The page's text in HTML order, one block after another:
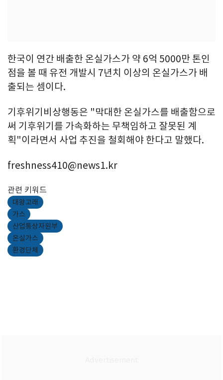
한국이 연간 배출한 온실가스가 약 6억 5000만 톤인
점을 볼 때 유전 개발시 7년치 이상의 온실가스가 배
출되는 셈이다.
기후위기비상행동은 "막대한 온실가스를 배출함으로
써 기후위기를 가속화하는 무책임하고 잘못된 계
획"이라면서 사업 추진을 철회해야 한다고 말했다.
freshness410@news1.kr
관련 키워드
대왕고래
가스
산업통상자원부
온실가스
환경단체